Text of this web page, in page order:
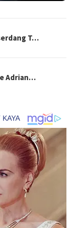
T…
Adrian…